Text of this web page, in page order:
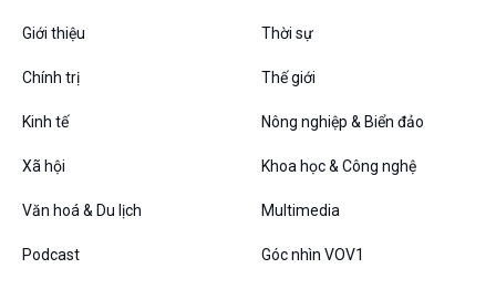
Giới thiệu Thời sự
Chính trị Thế giới
Kinh tế Nông nghiệp & Biển đảo
Xã hội Khoa học & Công nghệ
Văn hoá & Du lịch Multimedia
Podcast Góc nhìn VOV1